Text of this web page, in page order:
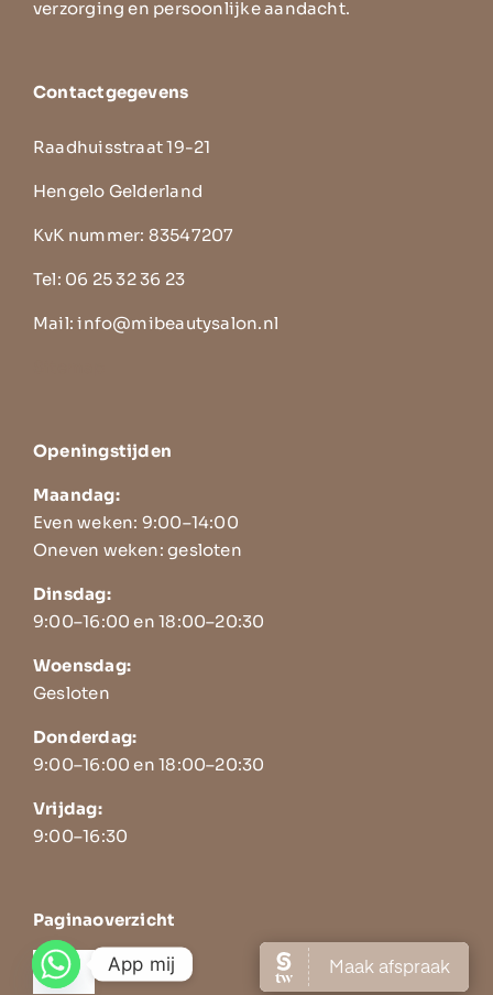
verzorging en persoonlijke aandacht.
Contactgegevens
Raadhuisstraat 19-21
Hengelo Gelderland
KvK nummer: 83547207
Tel: 06 25 32 36 23
Mail:info@mibeautysalon.nl
Openingstijden
Maandag:
Even weken: 9:00–14:00
Oneven weken: gesloten
Dinsdag:
9:00–16:00 en 18:00–20:30
Woensdag:
Gesloten
Donderdag:
9:00–16:00 en 18:00–20:30
Vrijdag:
9:00–16:30
Paginaoverzicht
Toggle
App mij